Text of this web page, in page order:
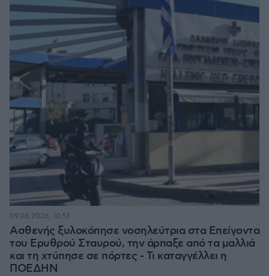
Ασθενής ξυλοκόπησε νοσηλεύτρια στα Επείγοντα
του Ερυθρού Σταυρού, την άρπαξε από τα μαλλιά
και τη χτύπησε σε πόρτες - Τι καταγγέλλει η
ΠΟΕΔΗΝ
09.08.2026, 10:51